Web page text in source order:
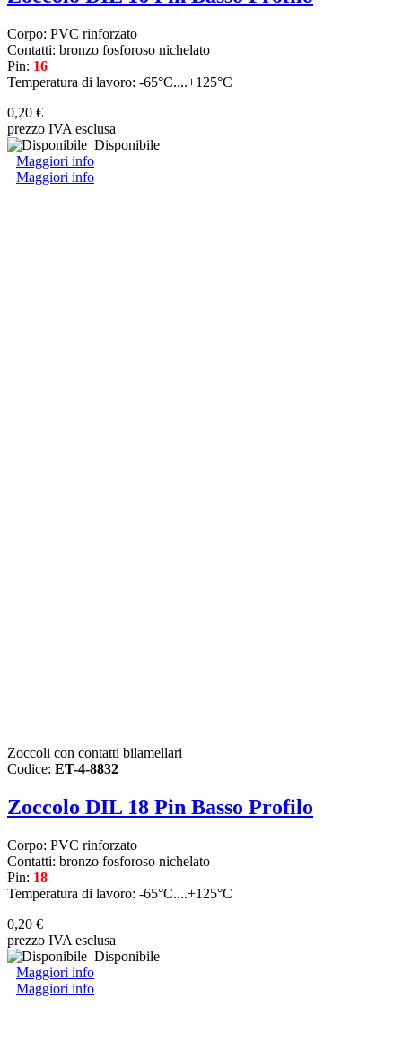
Corpo: PVC rinforzato
Contatti: bronzo fosforoso nichelato
Pin: 16
Temperatura di lavoro: -65°C....+125°C
0,20 €
prezzo IVA esclusa
Disponibile
Maggiori info
Maggiori info
Zoccoli con contatti bilamellari
Codice: ET-4-8832
Zoccolo DIL 18 Pin Basso Profilo
Corpo: PVC rinforzato
Contatti: bronzo fosforoso nichelato
Pin: 18
Temperatura di lavoro: -65°C....+125°C
0,20 €
prezzo IVA esclusa
Disponibile
Maggiori info
Maggiori info